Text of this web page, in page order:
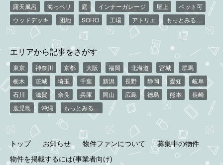
露天風呂
海っペリ 庭 インナーガレージ 屋上
ペット可
ウッドデッキ
団地 SOHO 工場 アトリエ もっとみる…
エリアから記事をさがす
東京 神奈川 京都 大阪 福岡 北海道 宮城
群馬
栃木
茨城 埼玉 千葉 新潟 長野 静岡 愛知
岐阜
石川
滋賀 奈良 兵庫 岡山 広島 徳島 熊本
長崎
鹿児島
沖縄 もっとみる…
トップ お知らせ 物件ファンについて
募集中の物件
物件を掲載するには(事業者向け)